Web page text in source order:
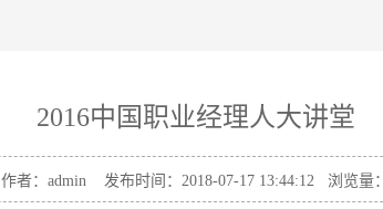
2016中国职业经理人大讲堂
作者：admin 发布时间：2018-07-17 13:44:12 浏览量：